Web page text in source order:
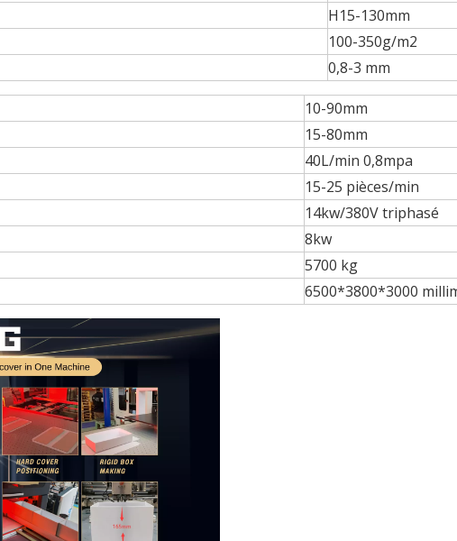
H15-130mm
100-350g/m2
0,8-3 mm
10-90mm
15-80mm
40L/min 0,8mpa
15-25 pièces/min
14kw/380V triphasé
8kw
5700 kg
6500*3800*3000